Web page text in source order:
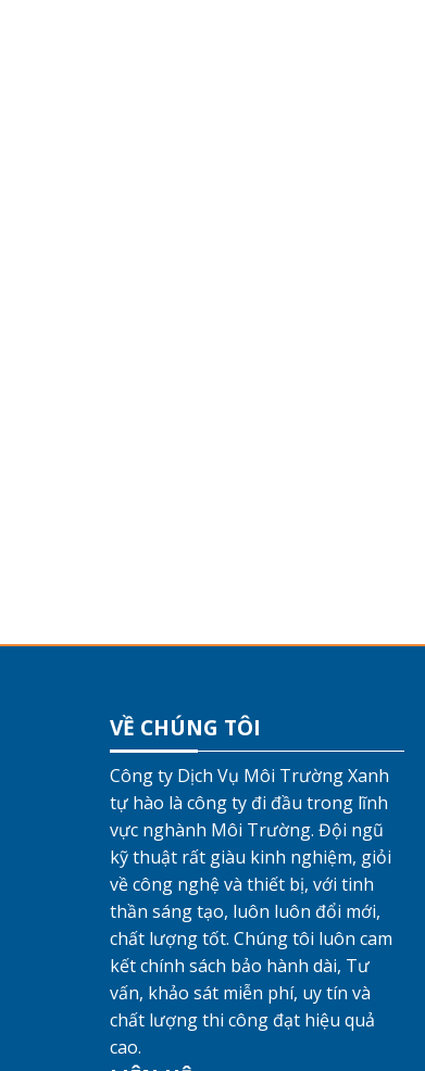
VỀ CHÚNG TÔI
Công ty Dịch Vụ Môi Trường Xanh
tự hào là công ty đi đầu trong lĩnh
vực nghành Môi Trường. Đội ngũ
kỹ thuật rất giàu kinh nghiệm, giỏi
về công nghệ và thiết bị, với tinh
thần sáng tạo, luôn luôn đổi mới,
chất lượng tốt. Chúng tôi luôn cam
kết chính sách bảo hành dài, Tư
vấn, khảo sát miễn phí, uy tín và
chất lượng thi công đạt hiệu quả
cao.